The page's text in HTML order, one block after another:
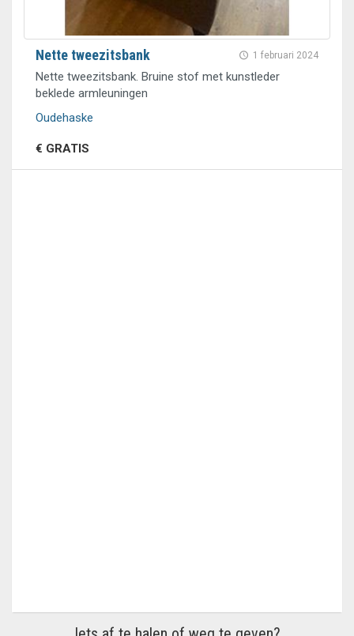
1 februari 2024
Nette tweezitsbank
Nette tweezitsbank. Bruine stof met kunstleder
beklede armleuningen
Oudehaske
€ GRATIS